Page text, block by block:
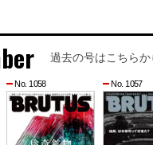
過去の号はこちらか
No. 1058 No. 1057